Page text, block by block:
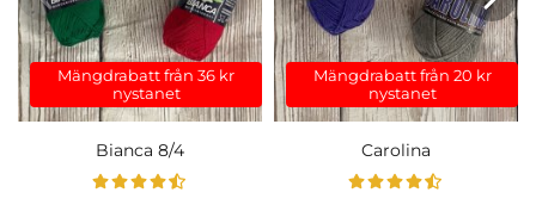
Mängdrabatt från 36 kr
nystanet
Bianca 8/4
Mängdrabatt från 20 kr
nystanet
Carolina